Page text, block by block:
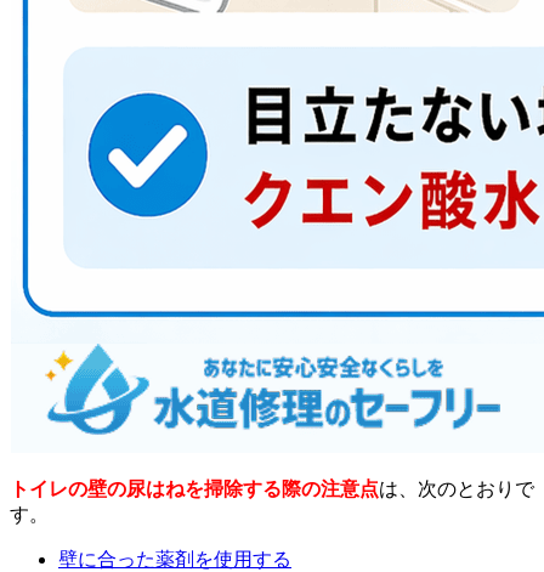
トイレの壁の尿はねを掃除する際の注意点は、次のとおりで
す。
壁に合った薬剤を使用する